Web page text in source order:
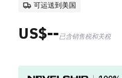
可运送到美国
US$--已含销售税和关税